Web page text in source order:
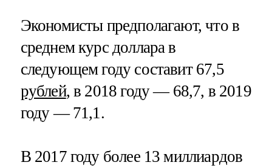
Экономисты предполагают, что в
среднем курс доллара в
следующем году составит 67,5
рублей, в 2018 году — 68,7, в 2019
году — 71,1.
В 2017 году более 13 миллиардов